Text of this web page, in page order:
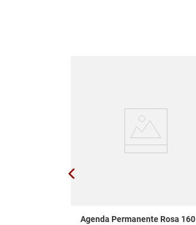
Agenda Permanente Rosa 160